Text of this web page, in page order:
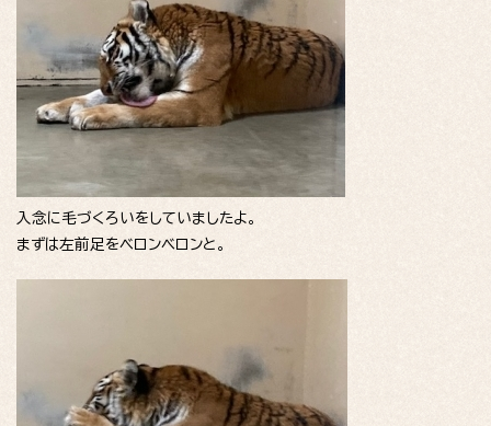
入念に毛づくろいをしていましたよ。
まずは左前足をベロンベロンと。